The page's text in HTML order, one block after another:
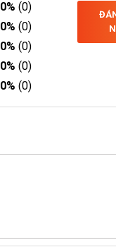
0% (0)
0% (0)
0% (0)
0% (0)
0% (0)